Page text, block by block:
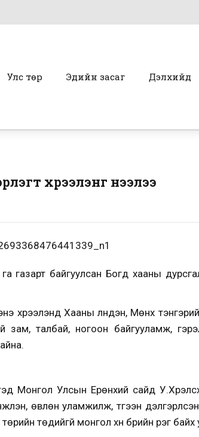
Улс төр Эдийн засаг Дэлхийд
хүрээлэнг нээлээ
байгуулсан Богд хааны
хүрээлэнд Хааны лүндэн, Мөнх
талбай, ногоон байгууламж,
Монгол Улсын Ерөнхий сайд
өвлөн уламжилж, түгээн
төдийгүй монгол хүн бүрийн үүрэг